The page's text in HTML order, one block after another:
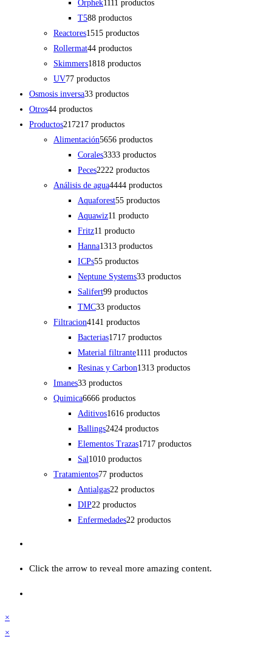
Orphek11 11 productos
T588 productos
Reactores1515 productos
Rollermat44 productos
Skimmers1818 productos
UV77 productos
Osmosis inversa33 productos
Otros44 productos
Productos217217 productos
Alimentación5656 productos
Corales3333 productos
Peces2222 productos
Análisis de agua4444 productos
Aquaforest55 productos
Aquawiz1 1 producto
Fritz1 1 producto
Hanna1313 productos
ICPs55 productos
Neptune Systems33 productos
Salifert99 productos
TMC33 productos
Filtracion41 41 productos
Bacterias1717 productos
Material filtrante11 11 productos
Resinas y Carbon1313 productos
Imanes33 productos
Quimica6666 productos
Aditivos1616 productos
Ballings2424 productos
Elementos Trazas1717 productos
Sal 1010 productos
Tratamientos77 productos
Antialgas22 productos
DIP22 productos
Enfermedades22 productos
Click the arrow to reveal more amazing content.
×
×